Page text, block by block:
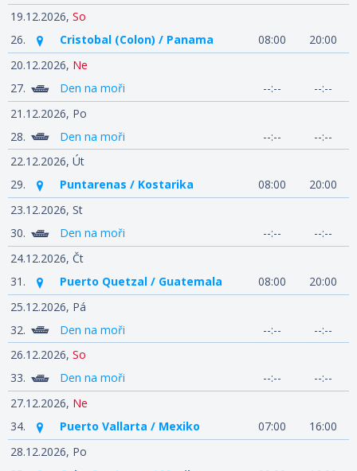
19.12.2026, So
26.
Cristobal (Colon) / Panama 08:00
20:00
20.12.2026, Ne
27.
Den na moři --:--
--:--
21.12.2026, Po
28.
Den na moři --:--
--:--
22.12.2026, Út
29.
Puntarenas / Kostarika 08:00
20:00
23.12.2026, St
30.
Den na moři --:--
--:--
24.12.2026, Čt
31.
Puerto Quetzal / Guatemala 08:00
20:00
25.12.2026, Pá
32.
Den na moři --:--
--:--
26.12.2026, So
33.
Den na moři --:--
--:--
27.12.2026, Ne
34.
Puerto Vallarta / Mexiko 07:00
16:00
28.12.2026, Po